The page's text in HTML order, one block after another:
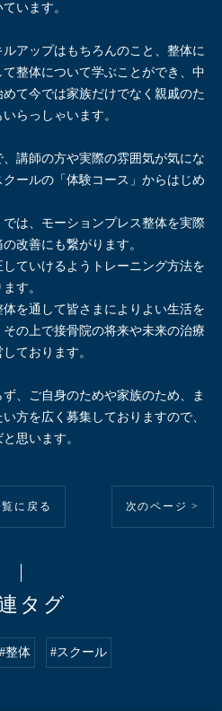
います。
アップはもちろんのこと、整体に
整体について学ぶことができ、中
て今では家族だけでなく親戚のた
らっしゃいます。
、講師の方や実際の雰囲気が気にな
ールの「体験コース」からはじめ
では、モーションプレス整体を実際
改善にも繋がります。
ていけるようトレーニング方法を
す。
を通して皆さまによりよい生活を
の上で接骨院の将来や未来の治療
ております。
、ご自身のためや家族のため、ま
方を広く募集しておりますので、
思います。
覧に戻る 次のページ >
タグ
#整体 #スクール